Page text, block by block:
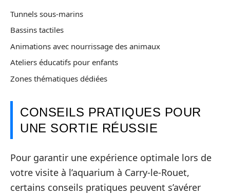
Tunnels sous-marins
Bassins tactiles
Animations avec nourrissage des animaux
Ateliers éducatifs pour enfants
Zones thématiques dédiées
CONSEILS PRATIQUES POUR
UNE SORTIE RÉUSSIE
Pour garantir une expérience optimale lors de
votre visite à l’aquarium à Carry-le-Rouet,
certains conseils pratiques peuvent s’avérer